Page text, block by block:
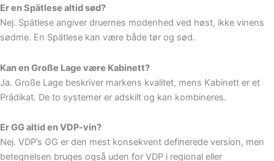
Er en Spätlese altid sød?
Nej. Spätlese angiver druernes modenhed ved høst, ikke vinens
sødme. En Spätlese kan være både tør og sød.
Kan en Große Lage være Kabinett?
Ja. Große Lage beskriver markens kvalitet, mens Kabinett er et
Prädikat. De to systemer er adskilt og kan kombineres.
Er GG altid en VDP-vin?
Nej. VDP’s GG er den mest konsekvent definerede version, men
betegnelsen bruges også uden for VDP i regional eller